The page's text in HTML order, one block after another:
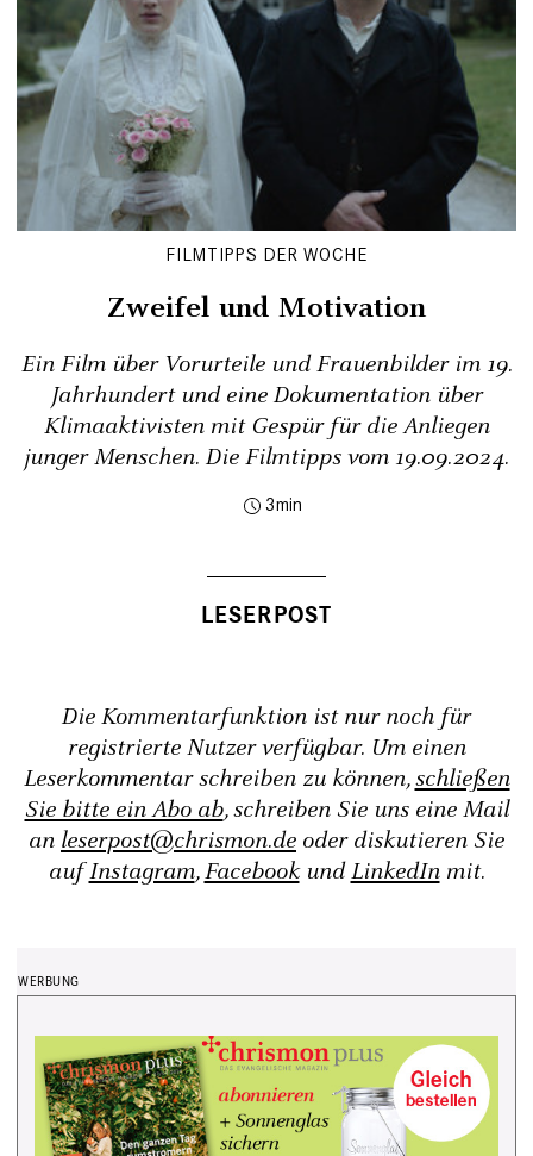
FILMTIPPS DER WOCHE
Zweifel und Motivation
Ein Film über Vorurteile und Frauenbilder im 19.
Jahrhundert und eine Dokumentation über
Klimaaktivisten mit Gespür für die Anliegen
junger Menschen. Die Filmtipps vom 19.09.2024.
3
Die Kommentarfunktion ist nur noch für
registrierte Nutzer verfügbar. Um einen
Leserkommentar schreiben zu können,schließen
Sie bitte ein Abo ab, schreiben Sie uns eine Mail
an leserpost@chrismon.de oder diskutieren Sie
aufInstagram,FacebookundLinkedInmit.